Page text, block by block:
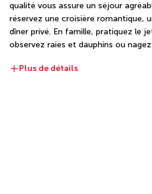
qualité vous assure un séjour
réservez une croisière romantique,
dîner privé. En famille, pratiquez le
observez raies et dauphins ou
Plus de détails